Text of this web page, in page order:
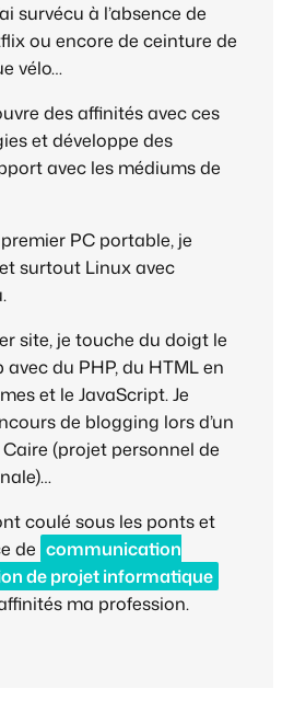
survécu à l’absence de
ou encore de ceinture de
vélo…
des affinités avec ces
et développe des
avec les médiums de
PC portable, je
surtout Linux avec
site, je touche du doigt le
du PHP, du HTML en
et le JavaScript. Je
de blogging lors d’un
(projet personnel de
coulé sous les ponts et
de communication
de projet informatique
ma profession.